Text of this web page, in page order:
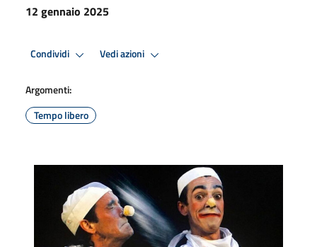
12 gennaio 2025
Condividi Vedi azioni
Argomenti:
Tempo libero